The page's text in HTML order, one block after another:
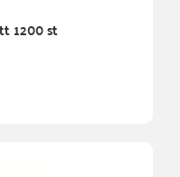
1200 st